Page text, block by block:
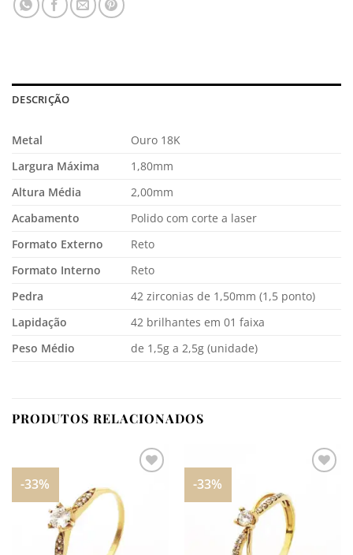
DESCRIÇÃO
Metal
Ouro 18K
Largura Máxima
1,80mm
Altura Média
2,00mm
Acabamento
Polido com corte a laser
Formato Externo
Reto
Formato Interno
Reto
Pedra
42 zirconias de 1,50mm (1,5 ponto)
Lapidação
42 brilhantes em 01 faixa
Peso Médio
de 1,5g a 2,5g (unidade)
PRODUTOS RELACIONADOS
-33% -33%